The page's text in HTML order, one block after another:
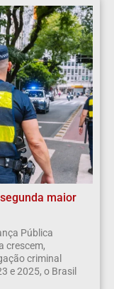
maior
Pública
crescem,
criminal
e 2025, o Brasil